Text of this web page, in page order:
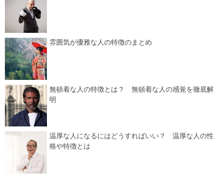
雰囲気が優雅な人の特徴のまとめ
無頓着な人の特徴とは？ 無頓着な人の感覚を徹底解
明
温厚な人になるにはどうすればいい？ 温厚な人の性
格や特徴とは